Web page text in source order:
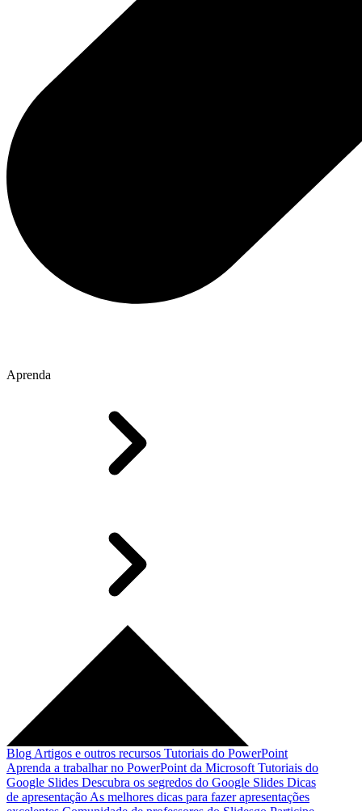
Aprenda
Blog Artigos e outros recursos Tutoriais do PowerPoint
Aprenda a trabalhar no PowerPoint da Microsoft Tutoriais do
Google Slides Descubra os segredos do Google Slides Dicas
de apresentação As melhores dicas para fazer apresentações